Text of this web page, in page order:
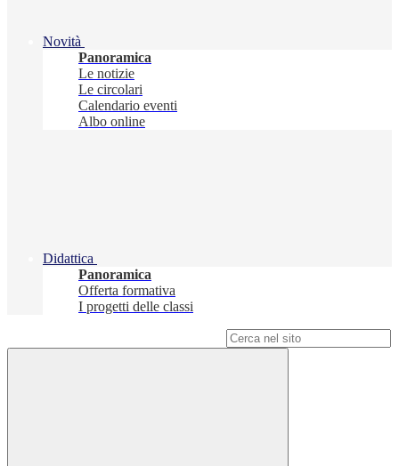
Novità
Panoramica
Le notizie
Le circolari
Calendario eventi
Albo online
Didattica
Panoramica
Offerta formativa
I progetti delle classi